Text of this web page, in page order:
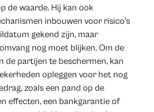
de waarde. Hij kan ook
inbouwen voor risico's
gekend zijn, maar
nog moet blijken. Om de
de partijen te beschermen, kan
opleggen voor het nog
zoals een pand op de
effecten, een bankgarantie of